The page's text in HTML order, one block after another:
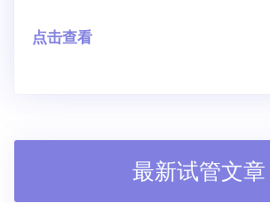
点击查看
最新试管文章